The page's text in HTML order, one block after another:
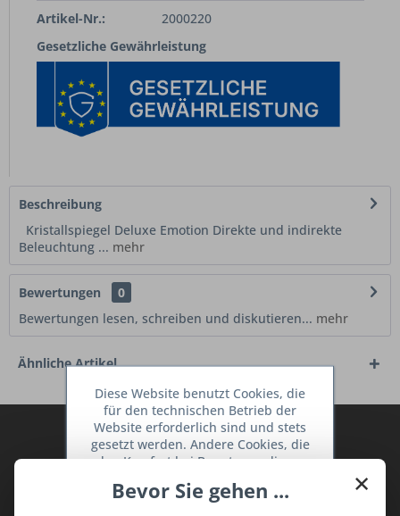
Artikel-Nr.:
2000220
Gesetzliche Gewährleistung
Beschreibung
Kristallspiegel Deluxe Emotion Direkte und indirekte
Beleuchtung ... mehr
Bewertungen
0
Bewertungen lesen, schreiben und diskutieren... mehr
Ähnliche Artikel
Abonnieren Sie den kostenlosen Deine
TraumKüche Newsletter und verpassen
dem Traum Küchen - Shop.
×
Bevor Sie gehen ...
Diese Website benutzt Cookies, die
für den technischen Betrieb der
Website erforderlich sind und stets
gesetzt werden. Andere Cookies, die
den Komfort bei Benutzung dieser
dienen oder die Interaktion mit